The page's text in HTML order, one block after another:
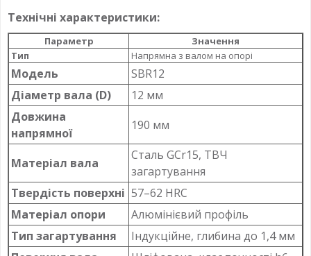
Технічні характеристики:
Параметр
Значення
Тип
Напрямна з валом на опорі
Модель
SBR12
Діаметр вала (D)
12 мм
Довжина
напрямної
190 мм
Матеріал вала
Сталь GCr15, ТВЧ
загартування
Твердість поверхні 57–62 HRC
Матеріал опори
Алюмінієвий профіль
Тип загартування
Індукційне, глибина до 1,4 мм